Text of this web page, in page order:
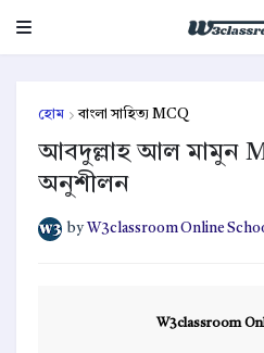
হোম বাংলা সাহিত্য MCQ
আবদুল্লাহ আল মামুন
অনুশীলন
by W3classroom Online
W3classroom